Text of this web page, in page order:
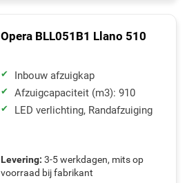
Opera BLL051B1 Llano 510
Inbouw afzuigkap
Afzuigcapaciteit (m3): 910
LED verlichting, Randafzuiging
Levering: 3-5 werkdagen, mits op
voorraad bij fabrikant